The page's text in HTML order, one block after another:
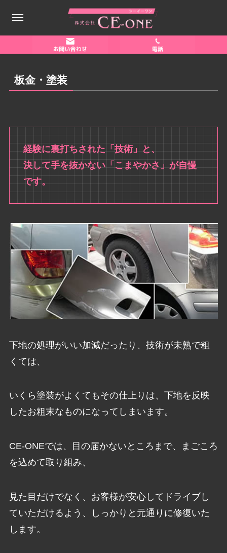
板金・塗装
経験に裏打ちされた「技術」と、
決して手を抜かない「こまやかさ」が自慢
です。
下地の処理がいい加減だったり、技術が未熟で粗
くては、
いくら塗装がよくてもその仕上りは、下地を反映
したお粗末なものになってしまいます。
CE-ONEでは、目の届かないところまで、まごころ
を込めて取り組み、
見た目だけでなく、お客様が安心してドライブし
ていただけるよう、しっかりと元通りに修復いた
します。